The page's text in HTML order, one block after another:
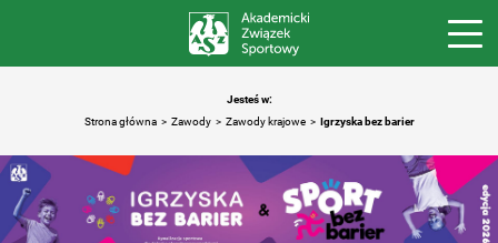
Jesteś w:
Strona główna
Zawody Zawody krajowe Igrzyska bez barier